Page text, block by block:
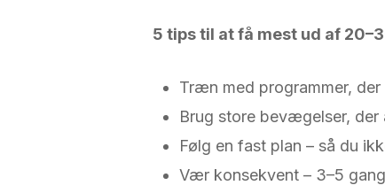
5 tips til at få mest ud af
Træn med programmer,
Brug store bevægelser, der
Følg en fast plan – så du
Vær konsekvent – 3–5